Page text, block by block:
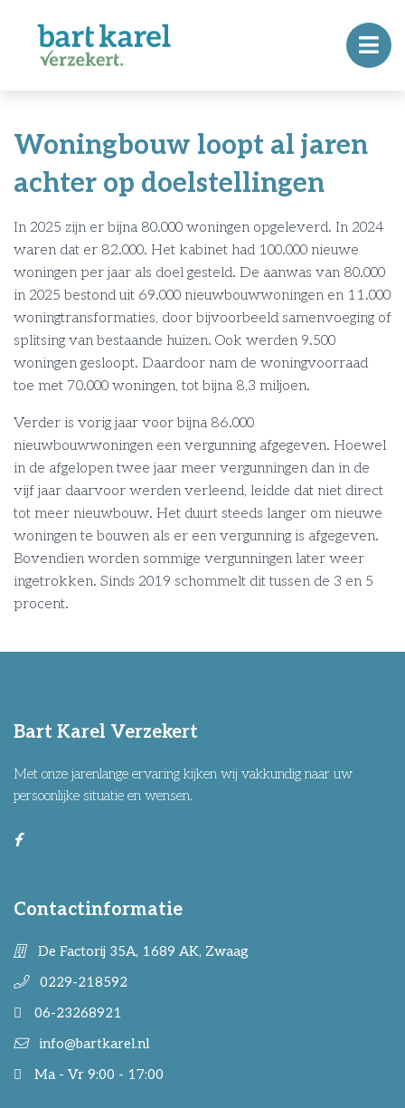
Woningbouw loopt al jaren
achter op doelstellingen
In 2025 zijn er bijna 80.000 woningen opgeleverd. In 2024
waren dat er 82.000. Het kabinet had 100.000 nieuwe
woningen per jaar als doel gesteld. De aanwas van 80.000
in 2025 bestond uit 69.000 nieuwbouwwoningen en 11.000
woningtransformaties, door bijvoorbeeld samenvoeging of
splitsing van bestaande huizen. Ook werden 9.500
woningen gesloopt. Daardoor nam de woningvoorraad
toe met 70.000 woningen, tot bijna 8,3 miljoen.
Verder is vorig jaar voor bijna 86.000
nieuwbouwwoningen een vergunning afgegeven. Hoewel
in de afgelopen twee jaar meer vergunningen dan in de
vijf jaar daarvoor werden verleend, leidde dat niet direct
tot meer nieuwbouw. Het duurt steeds langer om nieuwe
woningen te bouwen als er een vergunning is afgegeven.
Bovendien worden sommige vergunningen later weer
ingetrokken. Sinds 2019 schommelt dit tussen de 3 en 5
procent.
Bart Karel Verzekert
Met onze jarenlange ervaring kijken wij vakkundig naar uw
persoonlijke situatie en wensen.
Contactinformatie
De Factorij 35A, 1689 AK, Zwaag
0229-218592
06-23268921
info@bartkarel.nl
Ma - Vr 9:00 - 17:00